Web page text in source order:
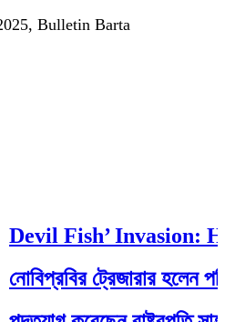
Bulletin Barta
Fish’ Invasion:
ট্রেজারার হলেন